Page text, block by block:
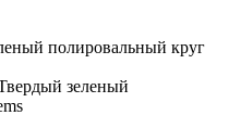
полировальный круг
зеленый